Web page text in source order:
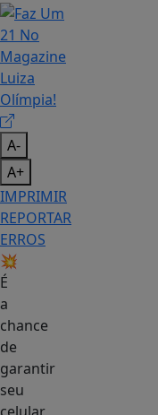
A-
A+
IMPRIMIR
REPORTAR
ERROS
💥
É
a
chance
de
garantir
seu